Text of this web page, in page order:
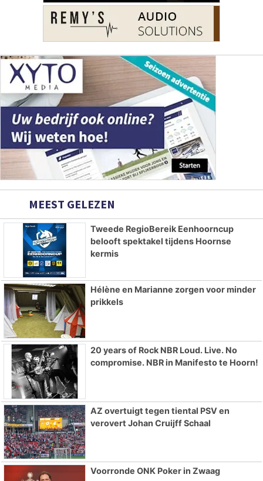
MEEST GELEZEN
Tweede RegioBereik Eenhoorncup
belooft spektakel tijdens Hoornse
kermis
Hélène en Marianne zorgen voor minder
prikkels
20 years of Rock NBR Loud. Live. No
compromise. NBR in Manifesto te Hoorn!
AZ overtuigt tegen tiental PSV en
verovert Johan Cruijff Schaal
Voorronde ONK Poker in Zwaag